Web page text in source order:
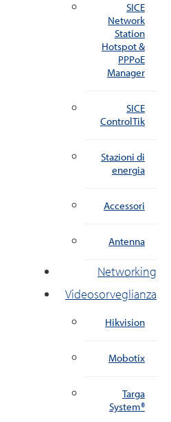
SICE
Network
Station
Hotspot &
PPPoE
Manager
SICE
ControlTik
Stazioni di
energia
Accessori
Antenna
Networking
Videosorveglianza
Hikvision
Mobotix
Targa
System®